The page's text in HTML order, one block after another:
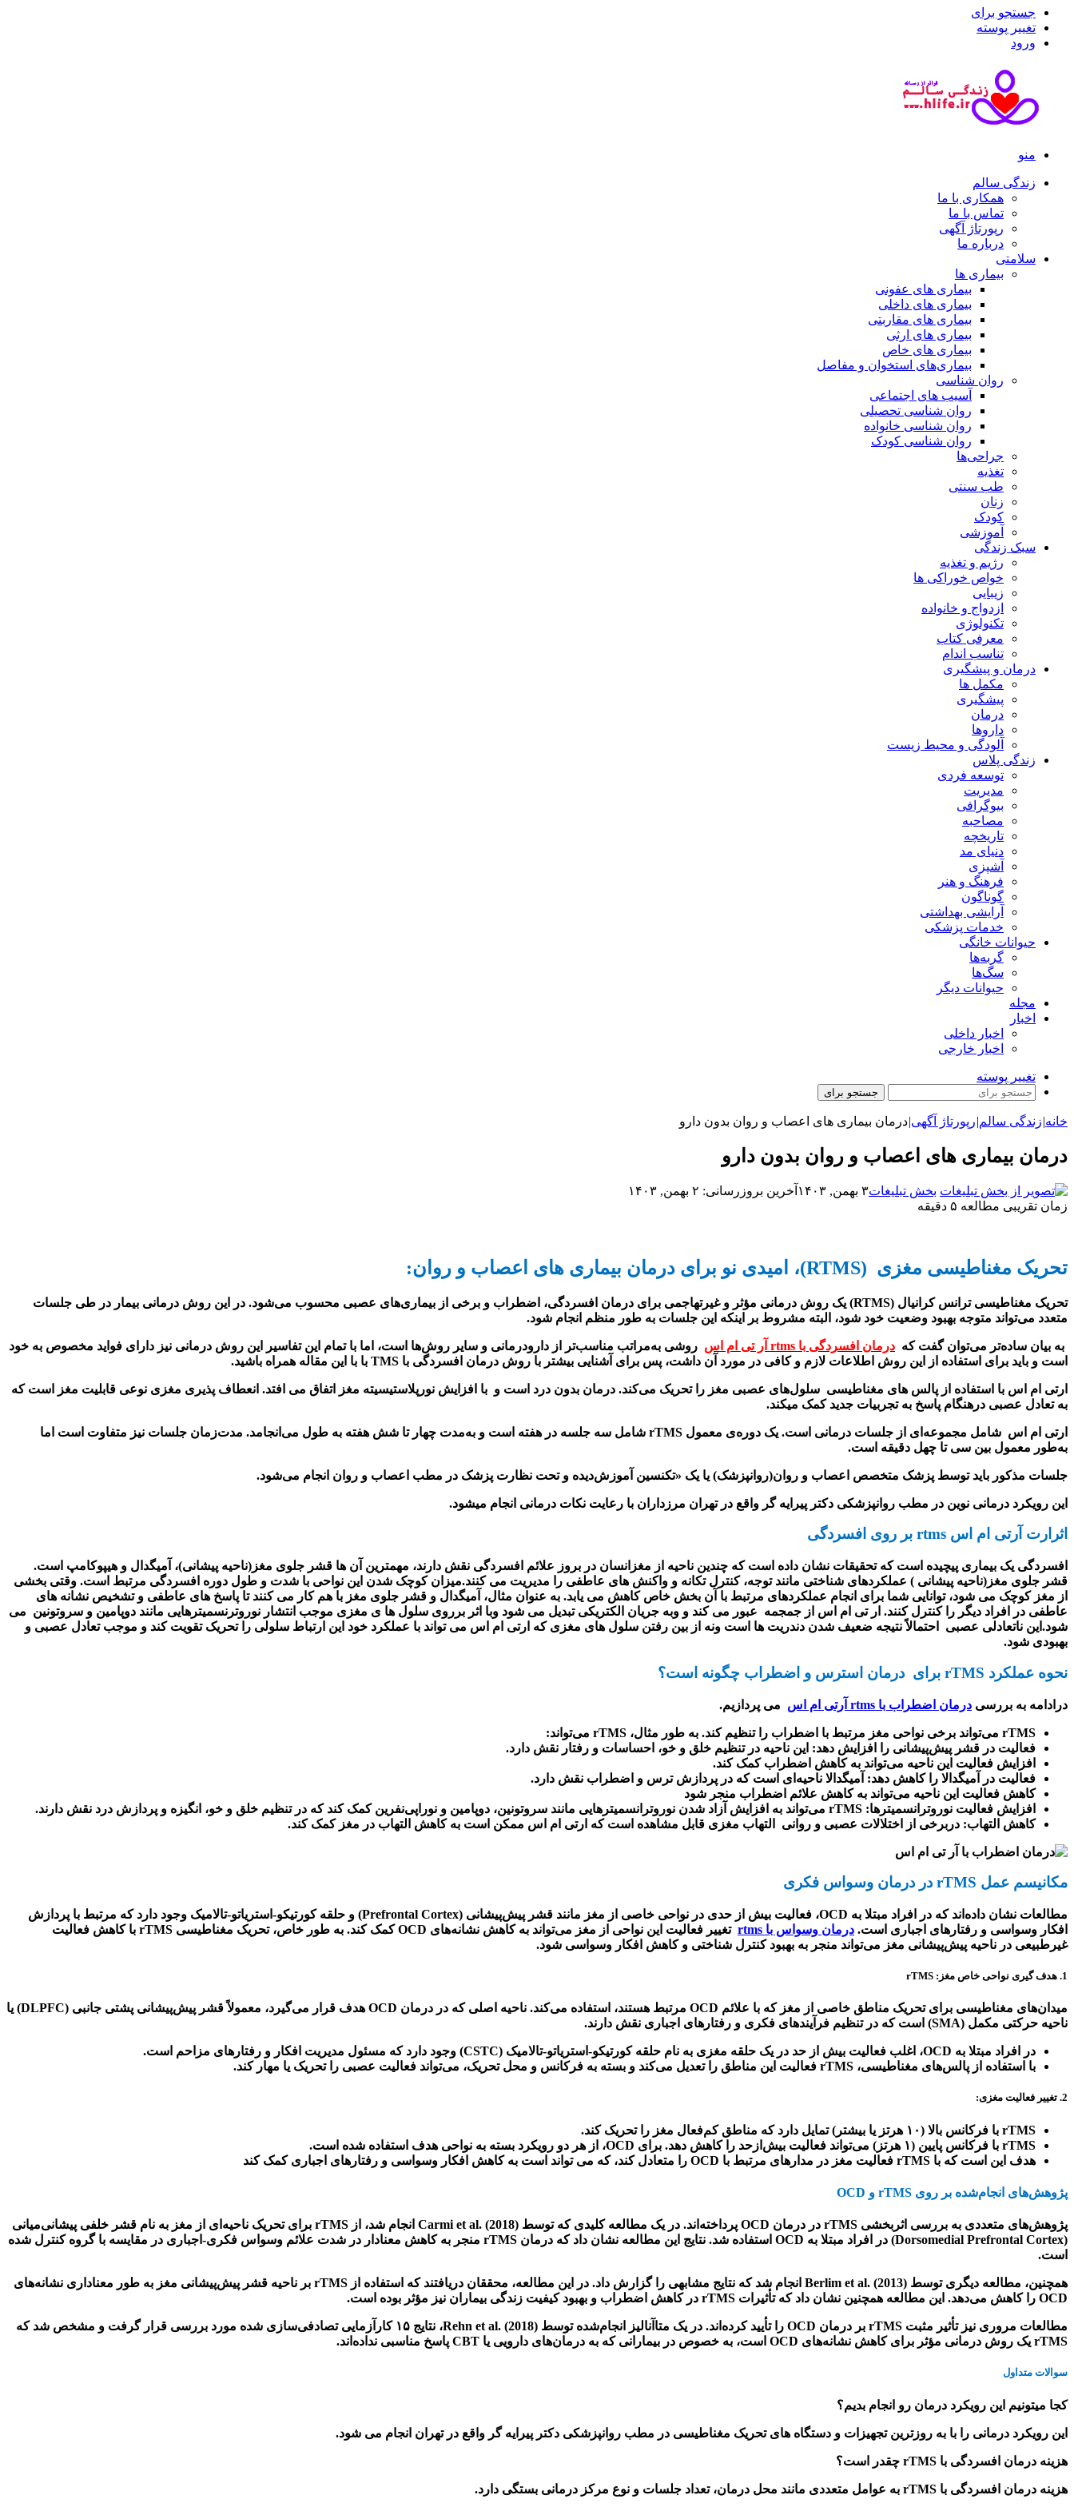
جستجو برای
تغییر پوسته
ورود
منو
زندگی سالم
همکاری با ما
تماس با ما
رپورتاژ آگهی
درباره ما
سلامتی
بیماری ها
بیماری های عفونی
بیماری های داخلی
بیماری های مقاربتی
بیماری های ارثی
بیماری های خاص
بیماری‌های استخوان و مفاصل
روان شناسی
آسیب های اجتماعی
روان شناسی تحصیلی
روان شناسی خانواده
روان شناسی کودک
جراحی‌ها
تغذیه
طب سنتی
زنان
کودک
آموزشی
سبک زندگی
رژیم و تغذیه
خواص خوراکی ها
زیبایی
ازدواج و خانواده
تکنولوژی
معرفی کتاب
تناسب اندام
درمان و پیشگیری
مکمل ها
پیشگیری
درمان
داروها
آلودگی و محیط زیست
زندگی پلاس
توسعه فردی
مدیریت
بیوگرافی
مصاحبه
تاریخچه
دنیای مد
آشپزی
فرهنگ و هنر
گوناگون
آرایشی بهداشتی
خدمات پزشکی
حیوانات خانگی
گربه‌ها
سگ‌ها
حیوانات دیگر
مجله
اخبار
اخبار داخلی
اخبار خارجی
تغییر پوسته
جستجو برای
خانه|زندگی سالم|رپورتاژ آگهی|درمان بیماری های اعصاب و روان بدون دارو
درمان بیماری های اعصاب و روان بدون دارو
بخش تبلیغات۳ بهمن, ۱۴۰۳
آخرین بروزرسانی: ۲ بهمن, ۱۴۰۳
زمان تقریبی مطالعه ۵ دقیقه
تحریک مغناطیسی مغز ی (RTMS) ، امیدی نو برای درمان بیماری های اعصاب و روان:
تحریک مغناطیسی ترانس کرانیال (RTMS) یک روش درمانی مؤثر و غیرتهاجمی برای درمان افسردگی، اضطراب و برخی از بیماری‌های عصبی محسوب می‌شود. در این روش درمانی بیمار در طی جلسات
متعدد می‌تواند متوجه بهبود وضعیت خود شود، البته مشروط بر اینکه این جلسات به طور منظم انجام شود.
به بیان ساده‌تر می‌توان گفت که درمان افسردگی با rtms آر تی ام اس روشی به‌مراتب مناسب‌تر از دارودرمانی و سایر روش‌ها است، اما با تمام این تفاسیر این روش درمانی نیز دارای فواید مخصوص به خود
است و باید برای استفاده از این روش اطلاعات لازم و کافی در مورد آن داشت، پس برای آشنایی بیشتر با روش درمان افسردگی با TMS با با این مقاله همراه باشید.
ارتی ام اس با استفاده از پالس های مغناطیسی سلول‌های عصبی مغز را تحریک می‌کند. درمان بدون درد است و با افزایش نورپلاستیسیته مغز اتفاق می افتد. انعطاف پذیری مغزی نوعی قابلیت مغز است که
به تعادل عصبی درهنگام پاسخ به تجربیات جدید کمک میکند.
ارتی ام اس شامل مجموعه‌ای از جلسات درمانی است. یک دوره‌ی معمول
شامل سه جلسه در هفته است و به‌مدت چهار تا شش هفته به‌ طول می‌انجامد. مدت‌زمان جلسات نیز متفاوت است اما
به‌طور معمول بین سی تا چهل دقیقه است.
جلسات مذکور باید توسط پزشک متخصص اعصاب و روان(روانپزشک) یا یک «تکنسین آموزش‌دیده و تحت‌ نظارت پزشک در مطب اعصاب و روان انجام می‌شود.
این رویکرد درمانی نوین در مطب روانپزشکی دکتر پیرایه گر واقع در تهران مرزداران با رعایت نکات درمانی انجام میشود.
اثرارت آرتی ام اس بر روی افسردگی
افسردگی یک بیماری پیچیده است که تحقیقات نشان داده است که چندین ناحیه از مغزانسان در بروز علائم افسردگی نقش دارند، مهمترین آن ها قشر جلوی مغز(ناحیه پیشانی)، آمیگدال و هیپوکامپ است.
قشر جلوی مغز(ناحیه پیشانی ) عملکردهای شناختی مانند توجه، کنترل تکانه و واکنش های عاطفی را مدیریت می کنند.میزان کوچک شدن این نواحی با شدت و طول دوره افسردگی مرتبط است. وقتی بخشی
از مغز کوچک می شود، توانایی شما برای انجام عملکردهای مرتبط با آن بخش خاص کاهش می یابد. به عنوان مثال، آمیگدال و قشر جلوی مغز با هم کار می کنند تا پاسخ های عاطفی و تشخیص نشانه های
عاطفی در افراد دیگر را کنترل کنند. ار تی ام اس از جمجمه عبور می کند و وبه جریان الکتریکی تبدیل می شود وبا اثر برروی سلول ها ی مغزی موجب انتشار نوروترنسمیترهایی مانند دوپامین و سروتونین می
شود.این ناتعادلی عصبی احتمالاً نتیجه ضعیف شدن دندریت ها است ونه از بین رفتن سلول های مغزی که ارتی ام اس می تواند با عملکرد خود این ارتباط سلولی را تحریک تقویت کند و موجب تعادل عصبی و
بهبودی شود.
نحوه عملکرد برای درمان استرس و اضطراب چگونه است؟
درادامه به بررسی درمان اضطراب با rtms آرتی ام اس می پردازیم.
rTMS می‌تواند برخی نواحی مغز مرتبط با اضطراب را تنظیم کند. به طور مثال، rTMS می‌تواند:
فعالیت در قشر پیش‌پیشانی را افزایش دهد: این ناحیه در تنظیم خلق و خو، احساسات و رفتار نقش دارد.
افزایش فعالیت این ناحیه می‌تواند به کاهش اضطراب کمک کند.
فعالیت در آمیگدالا را کاهش دهد: آمیگدالا ناحیه‌ای است که در پردازش ترس و اضطراب نقش دارد.
کاهش فعالیت این ناحیه می‌تواند به کاهش علائم اضطراب منجر شود
افزایش فعالیت نوروترانسمیترها: rTMS می‌تواند به افزایش آزاد شدن نوروترانسمیترهایی مانند سروتونین، دوپامین و نوراپی‌نفرین کمک کند که در تنظیم خلق و خو، انگیزه و پردازش درد نقش دارند.
کاهش التهاب: دربرخی از اختلالات عصبی و روانی التهاب مغزی قابل مشاهده است که ارتی ام اس ممکن است به کاهش التهاب در مغز کمک کند.
مکانیسم عمل در درمان وسواس فکری
مطالعات نشان داده‌اند که در افراد مبتلا به ، فعالیت بیش از حدی در نواحی خاصی از مغز مانند قشر پیش‌پیشانی (Prefrontal Cortex)
و حلقه کورتیکو-استریاتو-تالامیک وجود دارد که مرتبط با پردازش
افکار وسواسی و رفتارهای اجباری است. درمان وسواس با rtms تغییر فعالیت این نواحی از مغز می‌تواند به کاهش نشانه‌های کمک کند. به طور خاص، تحریک مغناطیسی
با کاهش فعالیت
غیرطبیعی در ناحیه پیش‌پیشانی مغز می‌تواند منجر به بهبود کنترل شناختی و کاهش افکار وسواسی شود.
1. هدف‌ گیری نواحی خاص مغز : rTMS
میدان‌های مغناطیسی برای تحریک مناطق خاصی از مغز که با علائم مرتبط هستند، استفاده می‌کند. ناحیه اصلی که در درمان هدف قرار می‌گیرد، معمولاً قشر پیش‌پیشانی پشتی جانبی (DLPFC)
یا
ناحیه حرکتی مکمل (SMA) است که در تنظیم فرآیندهای فکری و رفتارهای اجباری نقش دارند.
در افراد مبتلا به ، اغلب فعالیت بیش از حد در یک حلقه مغزی به نام حلقه کورتیکو-استریاتو-تالامیک (CSTC) وجود دارد که مسئول مدیریت افکار و رفتارهای مزاحم است.
با استفاده از پالس‌های مغناطیسی، rTMS فعالیت این مناطق را تعدیل می‌کند و بسته به فرکانس و محل تحریک، می‌تواند فعالیت عصبی را تحریک یا مهار کند.
2. تغییر فعالیت مغزی:
rTMS با فرکانس بالا (۱۰ هرتز یا بیشتر) تمایل دارد که مناطق کم‌فعال مغز را تحریک کند
.
rTMS با فرکانس پایین (۱ هرتز) می‌تواند فعالیت بیش‌ازحد را کاهش دهد. برای ، از هر دو رویکرد بسته به نواحی هدف استفاده شده است.
هدف این است که با
فعالیت مغز در مدارهای مرتبط با را متعادل کند، که می تواند است به کاهش افکار وسواسی و رفتارهای اجباری کمک کند
پژوهش‌های انجام‌شده بر روی و
پژوهش‌های متعددی به بررسی اثربخشی در درمان پرداخته‌اند. در یک مطالعه کلیدی که توسط انجام شد، از
برای تحریک ناحیه‌ای از مغز به نام قشر خلفی پیشانی‌میانی
(Dorsomedial Prefrontal Cortex)
در افراد مبتلا به استفاده شد. نتایج این مطالعه نشان داد که درمان
منجر به کاهش معنادار در شدت علائم وسواس فکری-اجباری در مقایسه با گروه کنترل شده
است.
همچنین، مطالعه دیگری توسط انجام شد که نتایج مشابهی را گزارش داد. در این مطالعه، محققان دریافتند که استفاده از
بر ناحیه قشر پیش‌پیشانی مغز به طور معناداری نشانه‌های
OCD را کاهش می‌دهد. این مطالعه همچنین نشان داد که تأثیرات در کاهش اضطراب و بهبود کیفیت زندگی بیماران نیز مؤثر بوده است.
مطالعات مروری نیز تأثیر مثبت بر درمان را تأیید کرده‌اند. در یک متاآنالیز انجام‌شده توسط
، نتایج ۱۵ کارآزمایی تصادفی‌سازی شده مورد بررسی قرار گرفت و مشخص شد که
rTMS یک روش درمانی مؤثر برای کاهش نشانه‌های است، به خصوص در بیمارانی که به درمان‌های دارویی یا پاسخ مناسبی نداده‌اند.
سوالات متداول
کجا میتونیم این رویکرد درمان رو انجام بدیم؟
این رویکرد درمانی را با به روزترین تجهیزات و دستگاه های تحریک مغناطیسی در مطب روانپزشکی دکتر پیرایه گر واقع در تهران انجام می شود.
هزینه درمان افسردگی با چقدر است؟
هزینه درمان افسردگی با به عوامل متعددی مانند محل درمان، تعداد جلسات و نوع مرکز درمانی بستگی دارد.